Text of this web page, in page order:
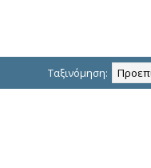
Ταξινόμηση: